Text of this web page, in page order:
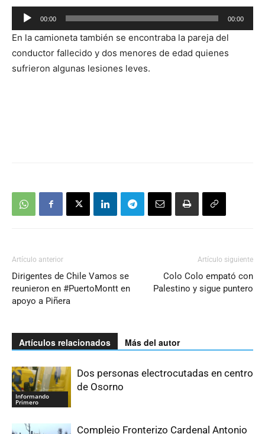
Reproductor
de
audio
00:00 00:00
En la camioneta también se encontraba la pareja del
conductor fallecido y dos menores de edad quienes
sufrieron algunas lesiones leves.
Artículo anterior
Dirigentes de Chile Vamos se
reunieron en #PuertoMontt en
apoyo a Piñera
Artículo siguiente
Colo Colo empató con
Palestino y sigue puntero
Artículos relacionados Más del autor
Informando
Primero
Dos personas electrocutadas en centro
de Osorno
Complejo Fronterizo Cardenal Antonio